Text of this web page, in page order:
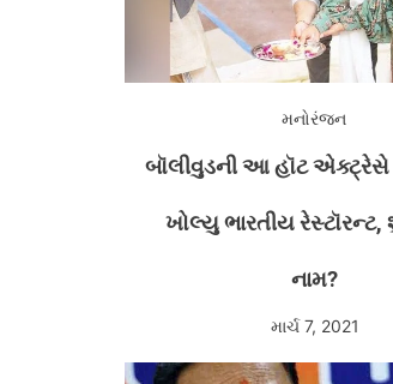
મનોરંજન
બૉલીવુડની આ હૉટ એક્ટ્રેસે
ખોલ્યુ ભારતીય
નામ?
માર્ચ 7, 2021